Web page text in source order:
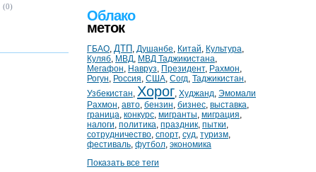
(0)
Облако
меток
ГБАО, ДТП , Душанбе, Китай, Культура,
Куляб, МВД, МВД Таджикистана,
Мегафон, Навруз, Президент, Рахмон,
Рогун, Россия, США, Согд, Таджикистан,
Узбекистан, Хорог, Худжанд, Эмомали
Рахмон, авто, бензин, бизнес, выставка,
граница, конкурс, мигранты, миграция,
налоги, политика, праздник, пытки,
сотрудничество, спорт, суд, туризм,
фестиваль, футбол, экономика
Показать все теги